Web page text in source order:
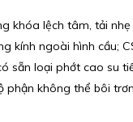
khóa lệch tâm, tải
kính ngoài hình cầu;
sẵn loại phớt cao su
phận không thể bôi